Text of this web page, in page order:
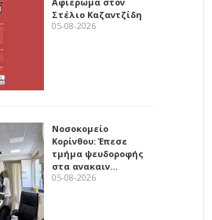
Στέλιο Καζαντζίδη
05-08-2026
Νοσοκομείο
Κορίνθου: Έπεσε
τμήμα ψευδοροφής
στα ανακαιν…
05-08-2026